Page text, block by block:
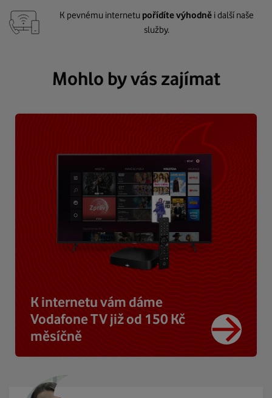
K pevnému internetu pořídíte výhodně i další naše
služby.
Mohlo by vás zajímat
K internetu vám dáme
Vodafone TV již od 150 Kč
měsíčně